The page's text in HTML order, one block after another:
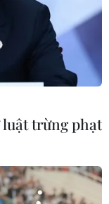
trừng phạt